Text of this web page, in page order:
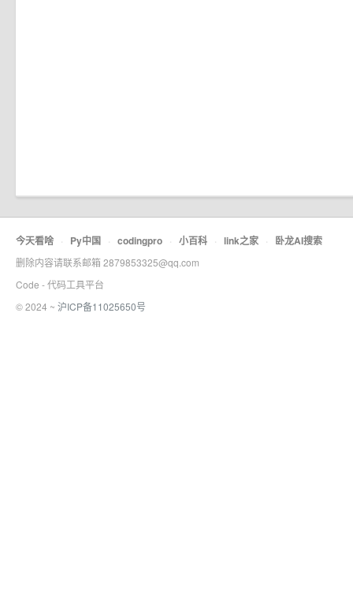
今天看啥 · Py中国 · codingpro · 小百科 · link之家 · 卧龙AI搜索
删除内容请联系邮箱 2879853325@qq.com
Code - 代码工具平台
© 2024 ~ 沪ICP备11025650号